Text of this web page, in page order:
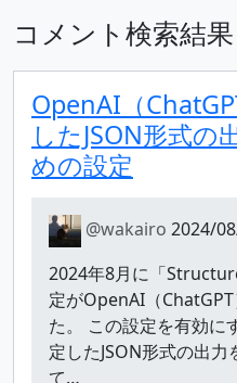
コメント検索結果
OpenAI（
したJSON形式の
めの設定
@wakairo 2024/
2024年8月に「
定がOpenAI（
た。 この設定を有効に
定したJSON形式の出
て…